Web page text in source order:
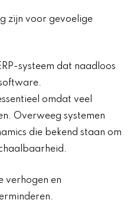
zijn voor gevoelige
systeem dat naadloos
omdat veel
Overweeg systemen
die bekend staan om
verhogen en